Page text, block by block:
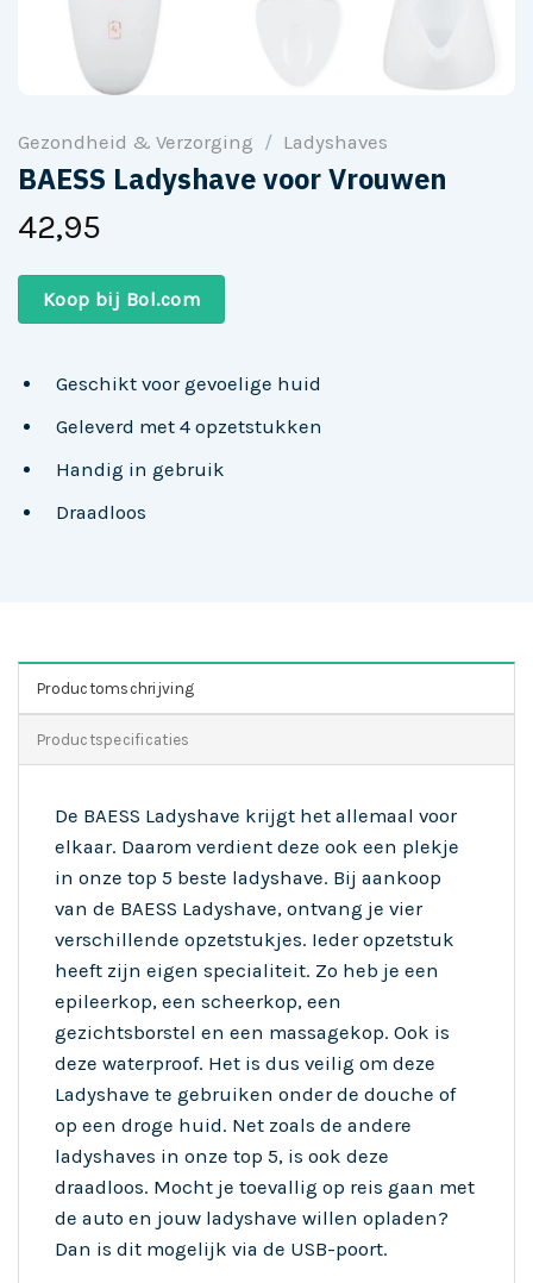
Gezondheid & Verzorging / Ladyshaves
BAESS Ladyshave voor Vrouwen
42,95
Koop bij Bol.com
Geschikt voor gevoelige huid
Geleverd met 4 opzetstukken
Handig in gebruik
Draadloos
Productomschrijving
Productspecificaties
De BAESS Ladyshave krijgt het allemaal voor
elkaar. Daarom verdient deze ook een plekje
in onze top 5 beste ladyshave. Bij aankoop
van de BAESS Ladyshave, ontvang je vier
verschillende opzetstukjes. Ieder opzetstuk
heeft zijn eigen specialiteit. Zo heb je een
epileerkop, een scheerkop, een
gezichtsborstel en een massagekop. Ook is
deze waterproof. Het is dus veilig om deze
Ladyshave te gebruiken onder de douche of
op een droge huid. Net zoals de andere
ladyshaves in onze top 5, is ook deze
draadloos. Mocht je toevallig op reis gaan met
de auto en jouw ladyshave willen opladen?
Dan is dit mogelijk via de USB-poort.